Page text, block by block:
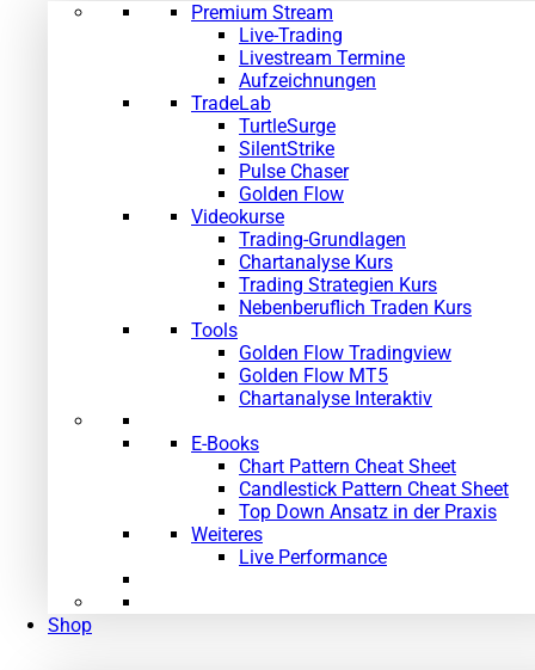
Premium Stream
Live-Trading
Livestream Termine
Aufzeichnungen
TradeLab
TurtleSurge
SilentStrike
Pulse Chaser
Golden Flow
Videokurse
Trading-Grundlagen
Chartanalyse Kurs
Trading Strategien Kurs
Nebenberuflich Traden Kurs
Tools
Golden Flow Tradingview
Golden Flow MT5
Chartanalyse Interaktiv
E-Books
Chart Pattern Cheat Sheet
Candlestick Pattern Cheat Sheet
Top Down Ansatz in der Praxis
Weiteres
Live Performance
Shop